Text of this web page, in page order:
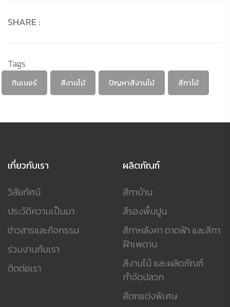
SHARE :
Tags
ทินเนอร์ สีงานไม้ ปัญหาสีงานไม้ สีทาไม้
เกี่ยวกับเรา
วิสัยทัศน์
ประวัติความเป็นมา
ข่าวสารและกิจกรรม
ร่วมงานกับเรา
ติดต่อเรา
ผลิตภัณฑ์
สีทาบ้าน
สีรองพื้นปูน
สีทาหลังคา ดาดฟ้า และสีทา
ฝ้าเพดาน
สีงานไม้ และผลิตภัณฑ์
กำจัดปลวก
สีตกแต่งพิเศษ